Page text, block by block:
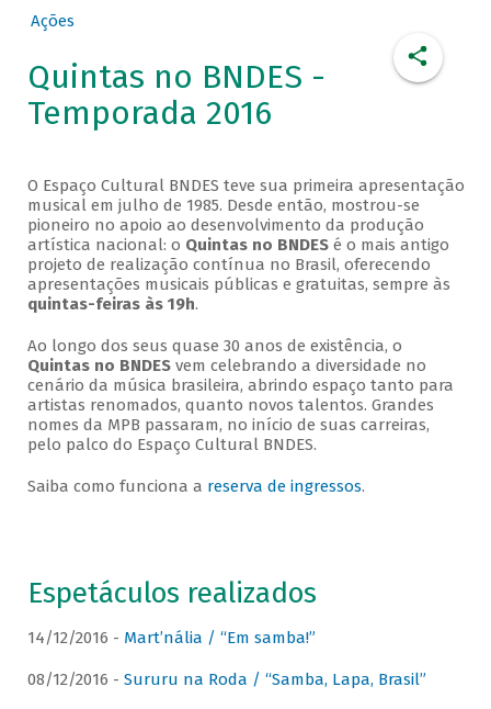
Ações
Quintas no BNDES -
Temporada 2016
O Espaço Cultural BNDES teve sua primeira apresentação
musical em julho de 1985. Desde então, mostrou-se
pioneiro no apoio ao desenvolvimento da produção
artística nacional: o Quintas no BNDESé o mais antigo
projeto de realização contínua no Brasil, oferecendo
apresentações musicais públicas e gratuitas, sempre às
quintas-feiras às 19h.
Ao longo dos seus quase 30 anos de existência, o
Quintas no BNDESvem celebrando a diversidade no
cenário da música brasileira, abrindo espaço tanto para
artistas renomados, quanto novos talentos. Grandes
nomes da MPB passaram, no início de suas carreiras,
pelo palco do Espaço Cultural BNDES.
Saiba como funciona a reserva de ingressos.
Espetáculos realizados
14/12/2016 - Mart’nália / “Em samba!”
08/12/2016 - Sururu na Roda / “Samba, Lapa, Brasil”